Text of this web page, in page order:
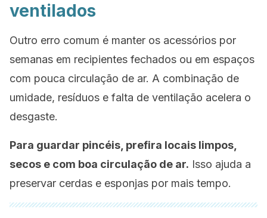
ventilados
Outro erro comum é manter os acessórios por
semanas em recipientes fechados ou em espaços
com pouca circulação de ar. A combinação de
umidade, resíduos e falta de ventilação acelera o
desgaste.
Para guardar pincéis, prefira locais limpos,
secos e com boa circulação de ar. Isso ajuda a
preservar cerdas e esponjas por mais tempo.